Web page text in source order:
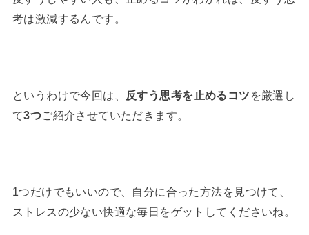
考は激減するんです。
というわけで今回は、 反すう思考を止めるコツ を厳選し
て3つご紹介させていただきます。
1つだけでもいいので、自分に合った方法を見つけて、
ストレスの少ない快適な毎日をゲットしてくださいね。